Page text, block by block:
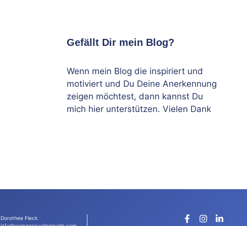
Gefällt Dir mein Blog?
Wenn mein Blog die inspiriert und
motiviert und Du Deine Anerkennung
zeigen möchtest, dann kannst Du
mich hier unterstützen. Vielen Dank
Dorothee Fleck